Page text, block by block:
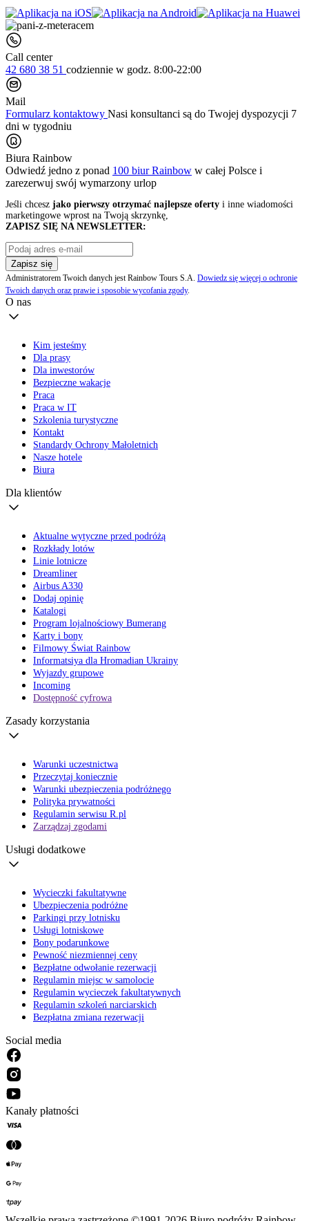
Call center
42 680 38 51 codziennie w godz. 8:00-22:00
Mail
Formularz kontaktowy Nasi konsultanci są do Twojej dyspozycji 7
dni w tygodniu
Biura Rainbow
Odwiedź jedno z ponad 100 biur Rainbow w całej Polsce i
zarezerwuj swój wymarzony urlop
Jeśli chcesz jako pierwszy otrzymać najlepsze oferty i inne wiadomości
marketingowe wprost na Twoją skrzynkę,
ZAPISZ SIĘ NA NEWSLETTER:
Zapisz się
Administratorem Twoich danych jest Rainbow Tours S.A. Dowiedz się więcej o ochronie
Twoich danych oraz prawie i sposobie wycofania zgody.
O nas
Kim jesteśmy
Dla prasy
Dla inwestorów
Bezpieczne wakacje
Praca
Praca w IT
Szkolenia turystyczne
Kontakt
Standardy Ochrony Małoletnich
Nasze hotele
Biura
Dla klientów
Aktualne wytyczne przed podróżą
Rozkłady lotów
Linie lotnicze
Dreamliner
Airbus A330
Dodaj opinię
Katalogi
Program lojalnościowy Bumerang
Karty i bony
Filmowy Świat Rainbow
Informatsiya dla Hromadian Ukrainy
Wyjazdy grupowe
Incoming
Dostępność cyfrowa
Zasady korzystania
Warunki uczestnictwa
Przeczytaj koniecznie
Warunki ubezpieczenia podróżnego
Polityka prywatności
Regulamin serwisu R.pl
Zarządzaj zgodami
Usługi dodatkowe
Wycieczki fakultatywne
Ubezpieczenia podróżne
Parkingi przy lotnisku
Usługi lotniskowe
Bony podarunkowe
Pewność niezmiennej ceny
Bezpłatne odwołanie rezerwacji
Regulamin miejsc w samolocie
Regulamin wycieczek fakultatywnych
Regulamin szkoleń narciarskich
Bezpłatna zmiana rezerwacji
Social media
Kanały płatności